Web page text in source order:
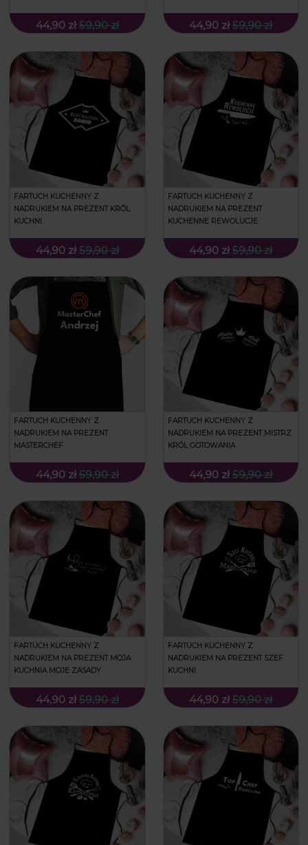
44,90 zł 59,90 zł 44,90 zł 59,90 zł
FARTUCH KUCHENNY Z
NADRUKIEM NA PREZENT KRÓL
KUCHNI
44,90 zł 59,90 zł
FARTUCH KUCHENNY Z
NADRUKIEM NA PREZENT
KUCHENNE REWOLUCJE
44,90 zł 59,90 zł
FARTUCH KUCHENNY Z
NADRUKIEM NA PREZENT
MASTERCHEF
44,90 zł 59,90 zł
FARTUCH KUCHENNY Z
NADRUKIEM NA PREZENT MISTRZ
KRÓL GOTOWANIA
44,90 zł 59,90 zł
FARTUCH KUCHENNY Z
NADRUKIEM NA PREZENT MOJA
KUCHNIA MOJE ZASADY
44,90 zł 59,90 zł
FARTUCH KUCHENNY Z
NADRUKIEM NA PREZENT SZEF
KUCHNI
44,90 zł 59,90 zł